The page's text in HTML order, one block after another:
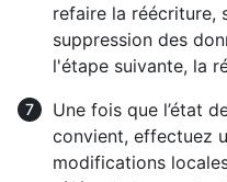
refaire la réécriture,
suppression des
l'étape suivante, la
Une fois que l’état
convient, effectuez
modifications